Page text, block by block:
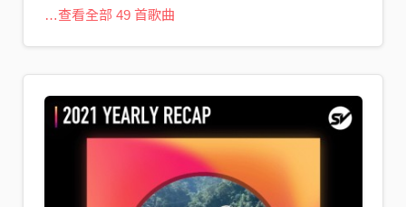
…查看全部 49 首歌曲